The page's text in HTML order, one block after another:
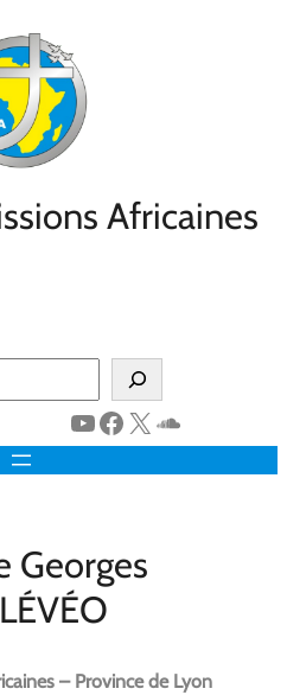
Africaines
YouTube
Facebook
X
Georges
– Province de Lyon